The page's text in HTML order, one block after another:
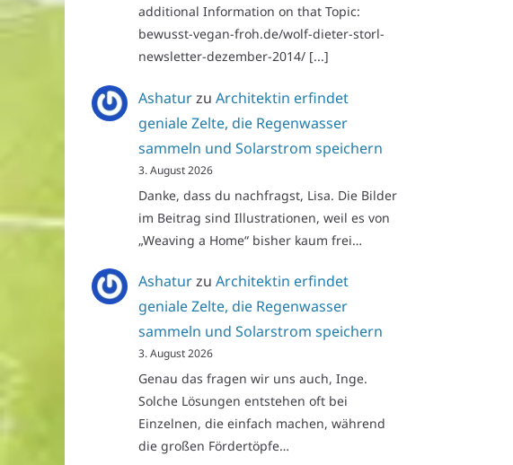
additional Information on that Topic:
bewusst-vegan-froh.de/wolf-dieter-storl-
newsletter-dezember-2014/ [...]
AshaturzuArchitektin erfindet
geniale Zelte, die Regenwasser
sammeln und Solarstrom speichern
3. August 2026
Danke, dass du nachfragst, Lisa. Die Bilder
im Beitrag sind Illustrationen, weil es von
„Weaving a Home“ bisher kaum frei…
AshaturzuArchitektin erfindet
geniale Zelte, die Regenwasser
sammeln und Solarstrom speichern
3. August 2026
Genau das fragen wir uns auch, Inge.
Solche Lösungen entstehen oft bei
Einzelnen, die einfach machen, während
die großen Fördertöpfe…